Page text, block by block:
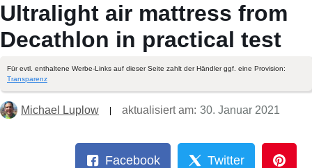
Ultralight air mattress from
Decathlon in practical test
Für evtl. enthaltene Werbe-Links auf dieser Seite zahlt der Händler ggf. eine Provision:
Transparenz
Michael Luplow aktualisiert am: 30. Januar 2021
Facebook Twitter